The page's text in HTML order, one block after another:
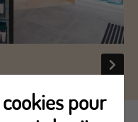
pour